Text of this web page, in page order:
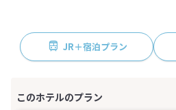
JR＋宿泊プラン